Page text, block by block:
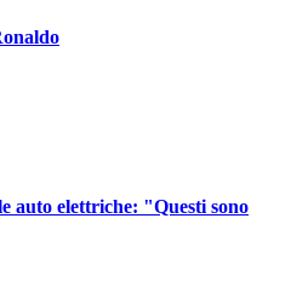
auto elettriche: "Questi sono